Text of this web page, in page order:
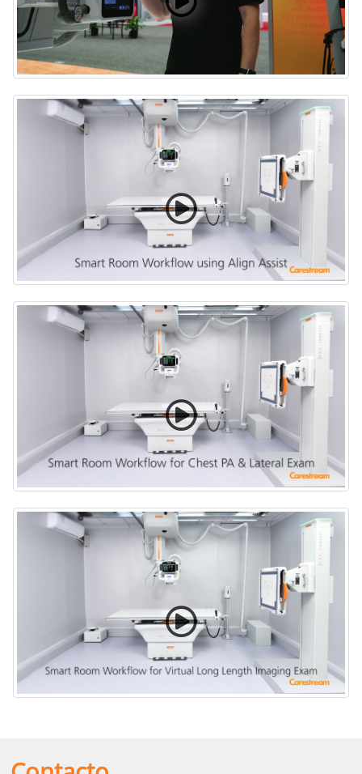
DRX-Evolution Smart LLI presentado en RSNA 2024
Flujo de trabajo de Smart Room con Align Assist
Flujo de trabajo de Smart Room para examen
torácico PA y lateral